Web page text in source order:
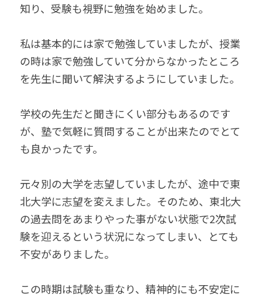
知り、受験も視野に勉強を始めました。
私は基本的には家で勉強していましたが、授業
の時は家で勉強していて分からなかったところ
を先生に聞いて解決するようにしていました。
学校の先生だと聞きにくい部分もあるのです
が、塾で気軽に質問することが出来たのでとて
も良かったです。
元々別の大学を志望していましたが、途中で東
北大学に志望を変えました。そのため、東北大
の過去問をあまりやった事がない状態で2次試
験を迎えるという状況になってしまい、とても
不安がありました。
この時期は試験も重なり、精神的にも不安定に